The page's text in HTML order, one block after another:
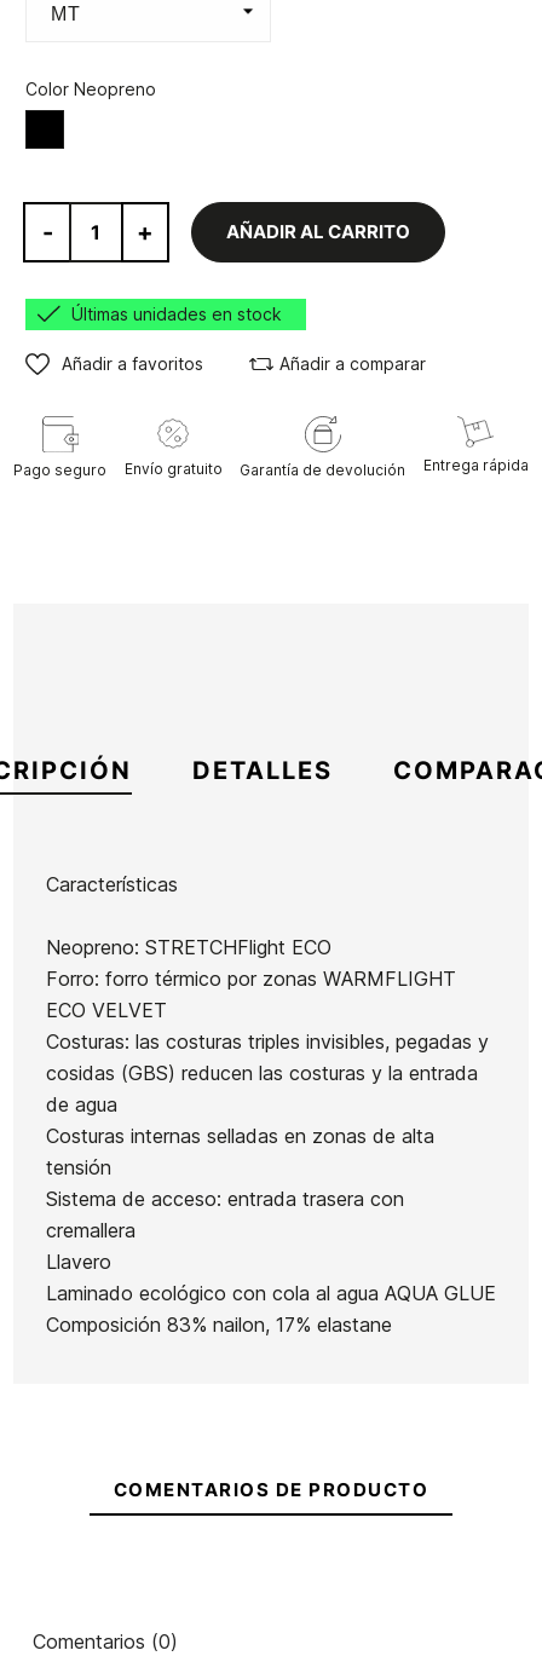
Color Neopreno
- + AÑADIR AL CARRITO
Últimas unidades en stock
Añadir a favoritos Añadir a comparar
Pago seguro Envío gratuito Garantía de devolución Entrega rápida
DETALLES
Características
Neopreno: STRETCHFlight ECO
Forro: forro térmico por zonas WARMFLIGHT
ECO VELVET
Costuras: las costuras triples invisibles, pegadas y
cosidas (GBS) reducen las costuras y la entrada
de agua
Costuras internas selladas en zonas de alta
tensión
Sistema de acceso: entrada trasera con
cremallera
Llavero
Laminado ecológico con cola al agua AQUA GLUE
Composición 83% nailon, 17% elastane
Marca Quiksilver
Referencia QS-TRTIH51242
En stock 1 Artículo
Ean13 21089715
Neopreno
Roxy Swell
Series FZ
5/4/3 mm
Neopreno
XT ST
FZ GBS
Neopreno
Roxy Elite
FZ 3/2 mm
Neopreno
Quiksilver
sessions
300,00 € 300,00 € 300,00 € 300,00 €
No hay características para comparar
COMENTARIOS DE PRODUCTO
Comentarios (0)